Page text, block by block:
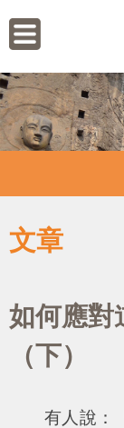
文章
如何應對
（下）
有人說：「